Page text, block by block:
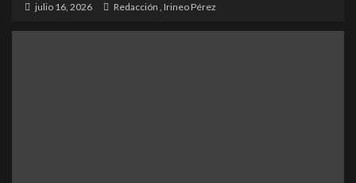
julio 16, 2026 Redacción , Irineo Pérez